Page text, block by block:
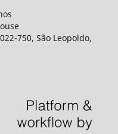
750, São Leopoldo,